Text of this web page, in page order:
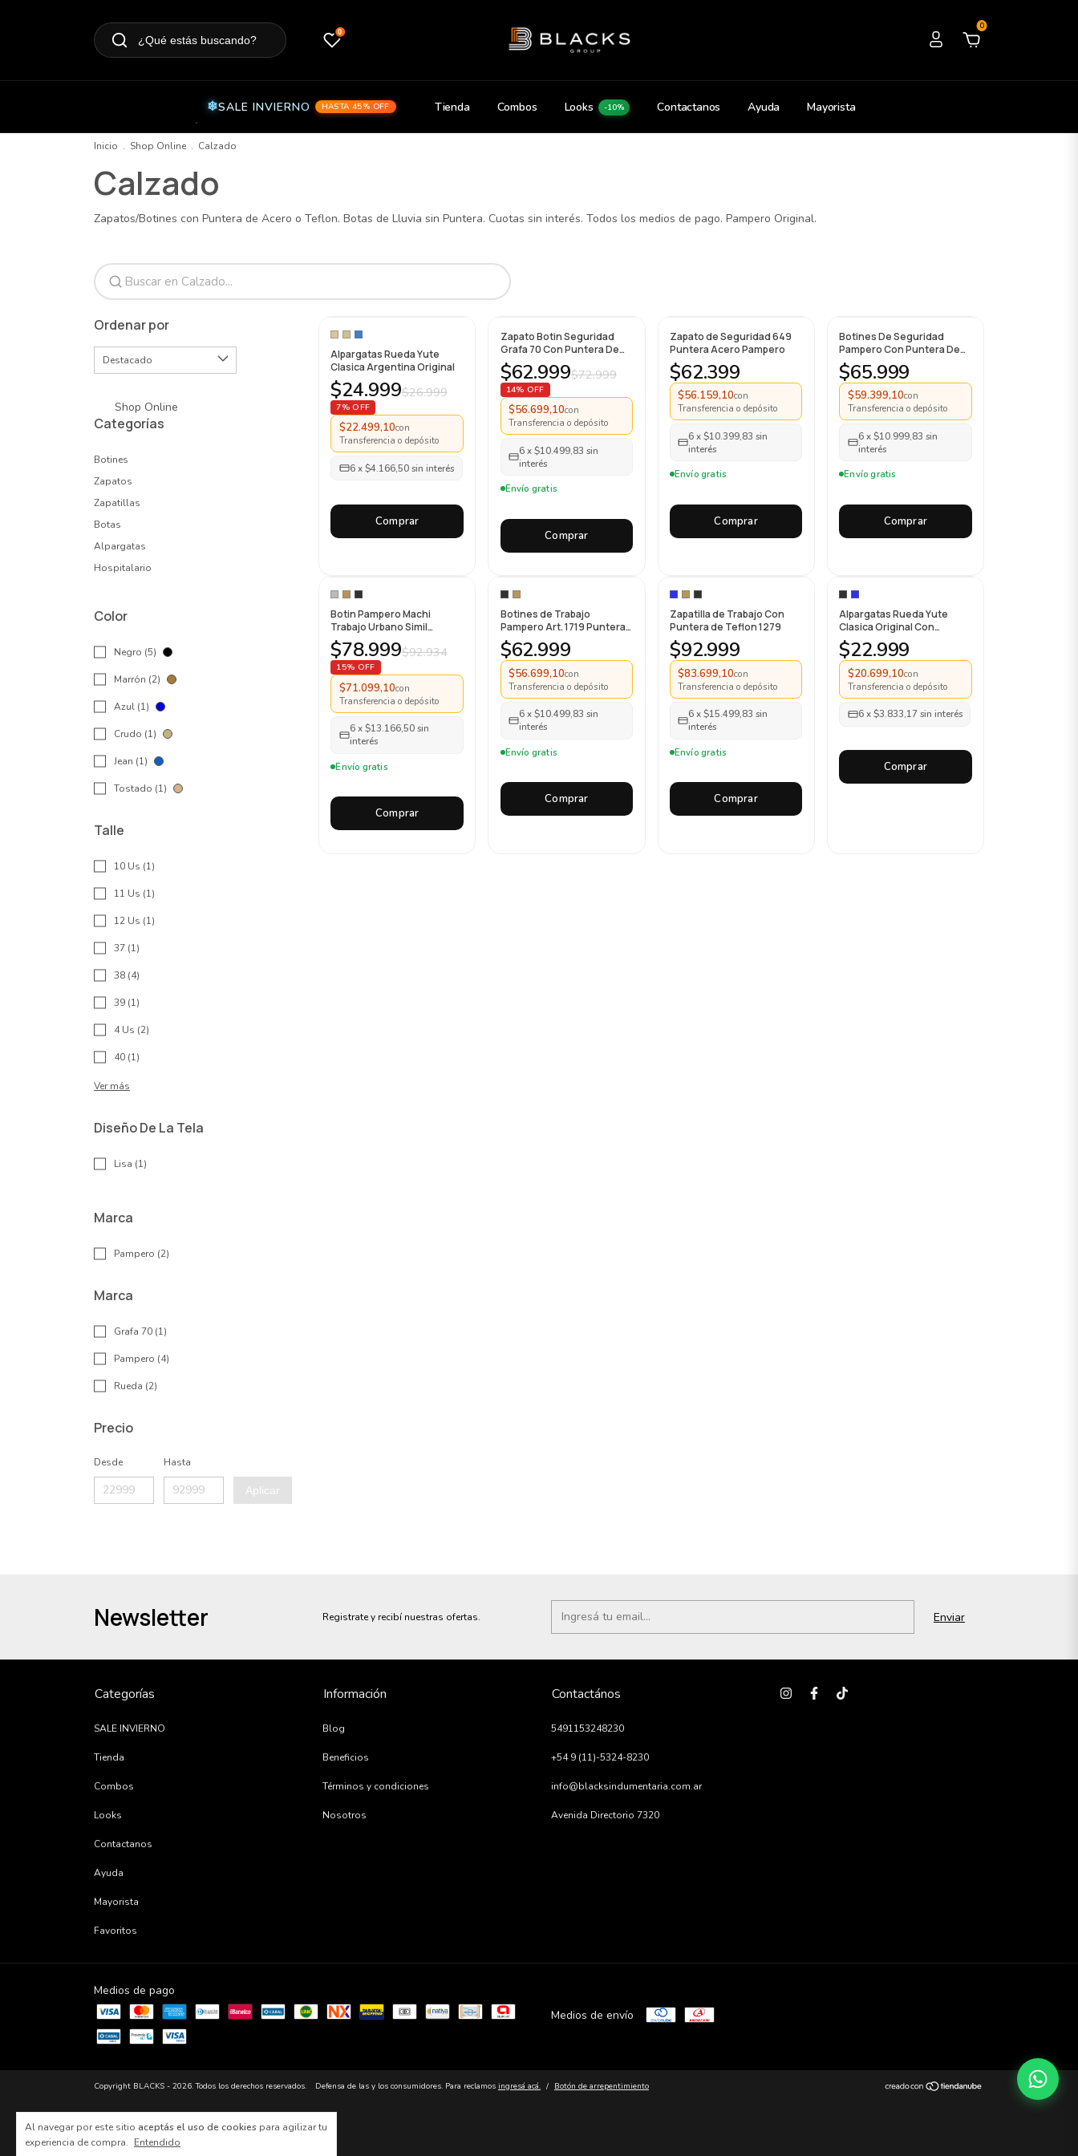
¿Qué estás buscando?
0
0
SALE INVIERNO HASTA 45% OFF Tienda Combos Looks -10% Contactanos Ayuda Mayorista
Al navegar por este sitio aceptás el uso de cookies para agilizar tu
experiencia de compra. Entendido
Inicio . Shop Online . Calzado
Calzado
Zapatos/Botines con Puntera de Acero o Teflon. Botas de Lluvia sin Puntera. Cuotas sin interés. Todos los medios de pago. Pampero Original.
Ordenar por
Shop Online
Categorías
Botines
Zapatos
Zapatillas
Botas
Alpargatas
Hospitalario
Color
Negro (5)
Marrón (2)
Azul (1)
Crudo (1)
Jean (1)
Tostado (1)
Talle
10 Us (1)
11 Us (1)
12 Us (1)
37 (1)
38 (4)
39 (1)
4 Us (2)
40 (1)
Ver más
Diseño De La Tela
Lisa (1)
Marca
Pampero (2)
Marca
Grafa 70 (1)
Pampero (4)
Rueda (2)
Precio
Desde Hasta
Aplicar
Alpargatas Rueda Yute
Clasica Argentina Original
$24.999$26.999
7% OFF
$22.499,10con
Transferencia o depósito
6x$4.166,50sin interés
Comprar
Zapato Botin Seguridad
Grafa 70 Con Puntera De
Acero Trabajo
$62.999$72.999
14% OFF
$56.699,10con
Transferencia o depósito
6 x$10.499,83 sin
interés
Envío gratis
Comprar
Zapato de Seguridad 649
Puntera Acero Pampero
$62.399
$56.159,10con
Transferencia o depósito
6 x$10.399,83 sin
interés
Envío gratis
Comprar
Botines De Seguridad
Pampero Con Puntera De
Acero 401
$65.999
$59.399,10con
Transferencia o depósito
6 x$10.999,83 sin
interés
Envío gratis
Comprar
Botin Pampero Machi
Trabajo Urbano Simil
Gamuza Sin Puntera
$78.999$92.934
15% OFF
$71.099,10con
Transferencia o depósito
6x$13.166,50sin
interés
Envío gratis
Comprar
Botines de Trabajo
Pampero Art. 1719 Puntera
Plastica
$62.999
$56.699,10con
Transferencia o depósito
6 x$10.499,83 sin
interés
Envío gratis
Comprar
Zapatilla de Trabajo Con
Puntera de Teflon 1279
$92.999
$83.699,10con
Transferencia o depósito
6 x$15.499,83 sin
interés
Envío gratis
Comprar
Alpargatas Rueda Yute
Clasica Original Con
Cordones
$22.999
$20.699,10con
Transferencia o depósito
6 x$3.833,17 sin interés
Comprar
Newsletter Registrate y recibí nuestras ofertas.
Categorías
SALE INVIERNO
Tienda
Combos
Looks
Contactanos
Ayuda
Mayorista
Favoritos
Información
Blog
Beneficios
Términos y condiciones
Nosotros
Contactános
5491153248230
+54 9 (11)-5324-8230
info@blacksindumentaria.com.ar
Avenida Directorio 7320
Medios de pago
Medios de envío
Copyright BLACKS - 2026. Todos los derechos reservados. Defensa de las y los consumidores. Para reclamos ingresá acá. / Botón de arrepentimiento